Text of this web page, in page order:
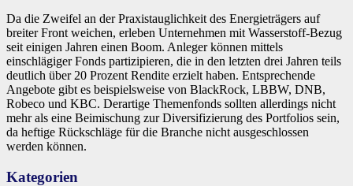
Da die Zweifel an der Praxistauglichkeit des Energieträgers auf
breiter Front weichen, erleben Unternehmen mit Wasserstoff-Bezug
seit einigen Jahren einen Boom. Anleger können mittels
einschlägiger Fonds partizipieren, die in den letzten drei Jahren teils
deutlich über 20 Prozent Rendite erzielt haben. Entsprechende
Angebote gibt es beispielsweise von BlackRock, LBBW, DNB,
Robeco und KBC. Derartige Themenfonds sollten allerdings nicht
mehr als eine Beimischung zur Diversifizierung des Portfolios sein,
da heftige Rückschläge für die Branche nicht ausgeschlossen
werden können.
Kategorien